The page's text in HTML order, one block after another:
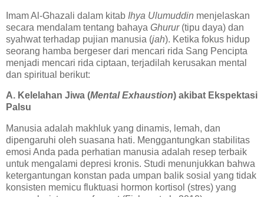
Imam Al-Ghazali dalam kitab Ihya Ulumuddin menjelaskan
secara mendalam tentang bahaya Ghurur(tipu daya) dan
syahwat terhadap pujian manusia (jah). Ketika fokus hidup
seorang hamba bergeser dari mencari rida Sang Pencipta
menjadi mencari rida ciptaan, terjadilah kerusakan mental
dan spiritual berikut:
A. Kelelahan Jiwa (Mental Exhaustion) akibat Ekspektasi
Palsu
Manusia adalah makhluk yang dinamis, lemah, dan
dipengaruhi oleh suasana hati. Menggantungkan stabilitas
emosi Anda pada perhatian manusia adalah resep terbaik
untuk mengalami depresi kronis. Studi menunjukkan bahwa
ketergantungan konstan pada umpan balik sosial yang tidak
konsisten memicu fluktuasi hormon kortisol (stres) yang